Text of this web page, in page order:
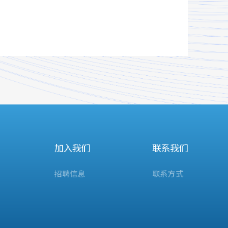
加入我们
招聘信息
联系我们
联系方式